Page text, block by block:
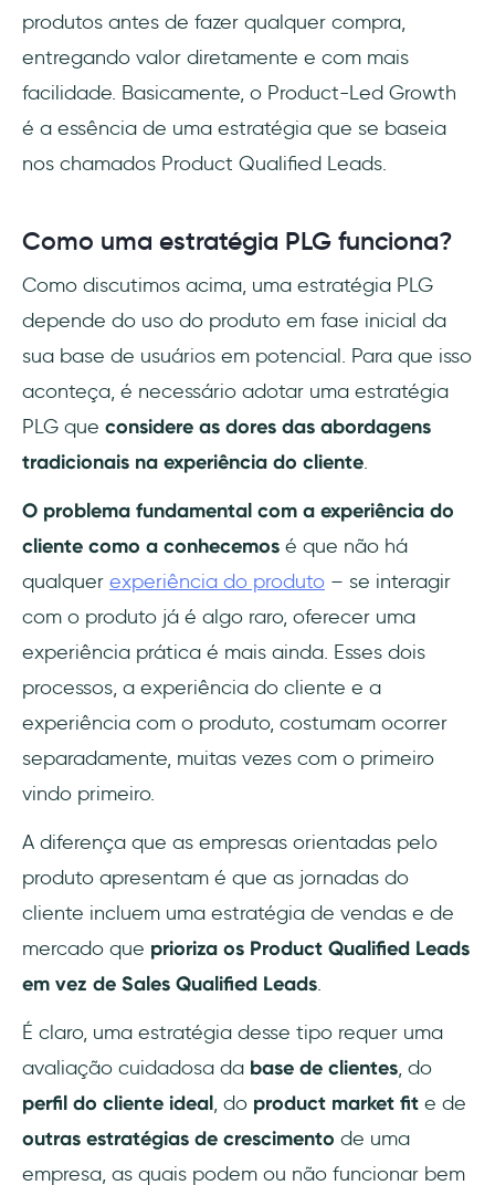
produtos antes de fazer qualquer compra,
entregando valor diretamente e com mais
facilidade. Basicamente, o Product-Led Growth
é a essência de uma estratégia que se baseia
nos chamados Product Qualified Leads.
Como uma estratégia PLG funciona?
Como discutimos acima, uma estratégia PLG
depende do uso do produto em fase inicial da
sua base de usuários em potencial. Para que isso
aconteça, é necessário adotar uma estratégia
PLG que considere as dores das abordagens
tradicionais na experiência do cliente.
O problema fundamental com a experiência do
cliente como a conhecemos é que não há
qualquer experiência do produto – se interagir
com o produto já é algo raro, oferecer uma
experiência prática é mais ainda. Esses dois
processos, a experiência do cliente e a
experiência com o produto, costumam ocorrer
separadamente, muitas vezes com o primeiro
vindo primeiro.
A diferença que as empresas orientadas pelo
produto apresentam é que as jornadas do
cliente incluem uma estratégia de vendas e de
mercado que prioriza os Product Qualified Leads
em vez de Sales Qualified Leads.
É claro, uma estratégia desse tipo requer uma
avaliação cuidadosa da base de clientes, do
perfil do cliente ideal, do product market fit e de
outras estratégias de crescimento de uma
empresa, as quais podem ou não funcionar bem